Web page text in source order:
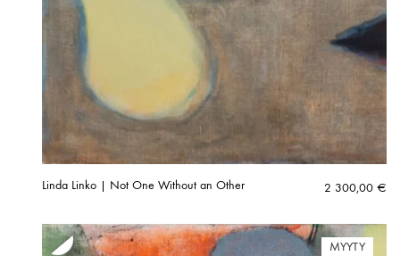
Linda Linko | Not One Without an Other 2 300,00 €
MYYTY